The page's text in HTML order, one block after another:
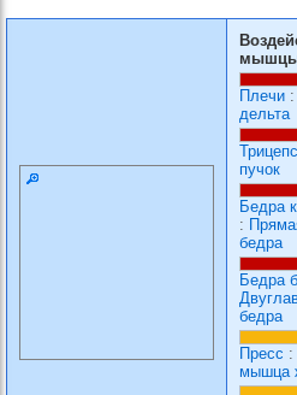
Плечи :
дельта
Трицепс
пучок
Бедра
:
бедра
Бедра
бедра
Пресс :
мышца